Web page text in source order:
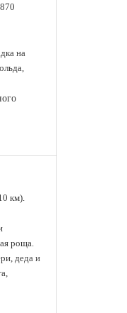
на
км).
роща.
деда и